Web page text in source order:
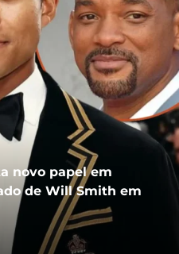
novo papel em
de Will Smith em